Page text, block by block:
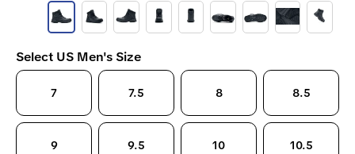
Select US Men's Size
7 7.5 8 8.5
9 9.5 10 10.5